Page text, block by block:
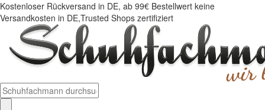
Kostenloser Rückversand in DE, ab 99€ Bestellwert keine
Versandkosten in DE,Trusted Shops zertifiziert